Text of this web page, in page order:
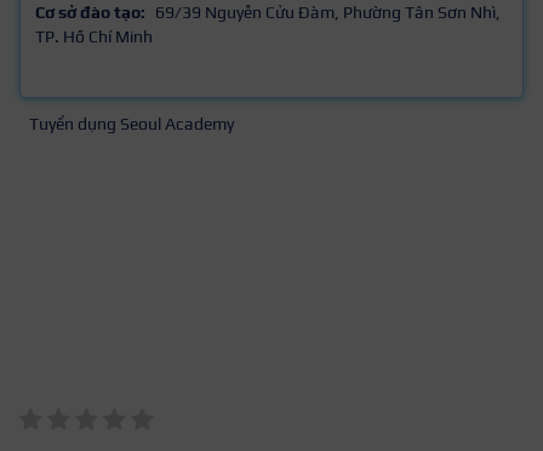
Cơ sở đào tạo:
69/39 Nguyễn Cửu Đàm, Phường Tân Sơn Nhì,
TP. Hồ Chí Minh
Tuyển dụng Seoul Academy